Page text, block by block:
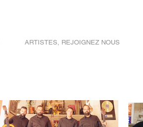
ARTISTES, REJOIGNEZ NOUS